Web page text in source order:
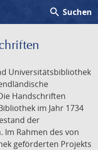
search Suchen
Universitätsbibliothek
Handschriften
im Jahr 1734
der
Im Rahmen des von
geförderten Projekts